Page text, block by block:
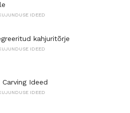
IDEED
kahjuritõrje
IDEED
Carving Ideed
IDEED